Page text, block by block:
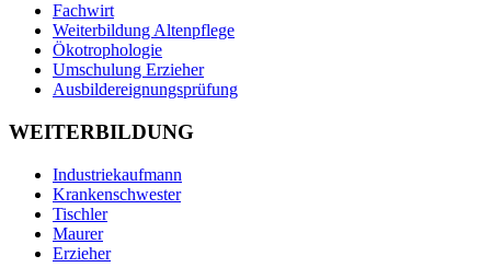
Fachwirt
Weiterbildung Altenpflege
Ökotrophologie
Umschulung Erzieher
Ausbildereignungsprüfung
WEITERBILDUNG
Industriekaufmann
Krankenschwester
Tischler
Maurer
Erzieher